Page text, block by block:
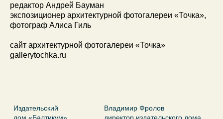
редактор Андрей Бауман
экспозиционер архитектурной фотогалереи «Точка»,
фотограф Алиса Гиль
сайт архитектурной фотогалереи «Точка»
gallerytochka.ru